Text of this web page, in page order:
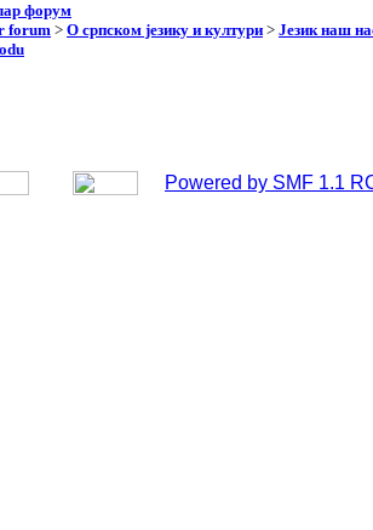
форум
forum > О српском језику и култури > Језик наш
Powered by SMF 1.1